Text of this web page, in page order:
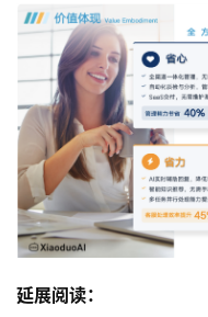
延展阅读：